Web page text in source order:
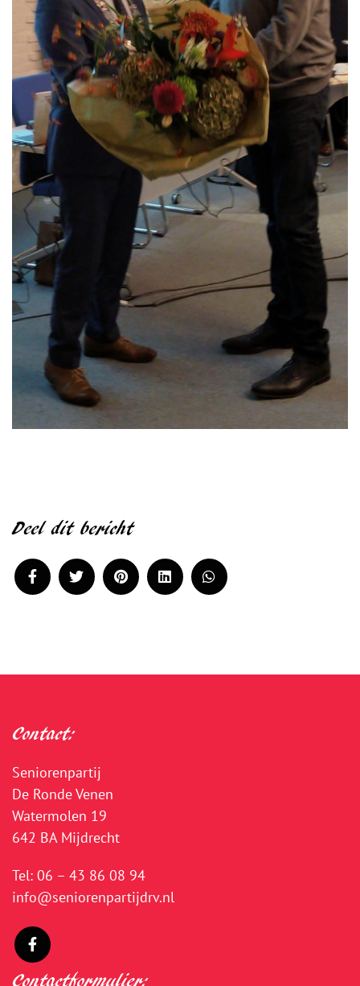
Deel dit bericht
Contact:
Seniorenpartij
De Ronde Venen
Watermolen 19
642 BA Mijdrecht
Tel: 06 – 43 86 08 94
info@seniorenpartijdrv.nl